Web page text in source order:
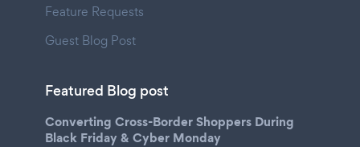
Feature Requests
Guest Blog Post
Featured Blog post
Converting Cross-Border Shoppers During
Black Friday & Cyber Monday